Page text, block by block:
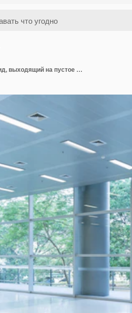
Размытый абстрактный фоновый внутренний вид, выходящий на пустое офисное вестибюль и входные двери и стеклянную занавесную стену с рамой